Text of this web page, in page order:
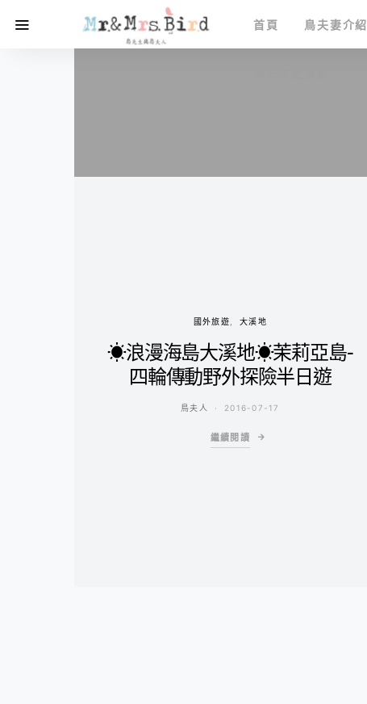
首頁 鳥夫妻介紹
國外旅遊 大溪地
☀浪漫海島大溪地☀茉莉亞島-
四輪傳動野外探險半日遊
鳥夫人 2016-07-17
繼續閱讀